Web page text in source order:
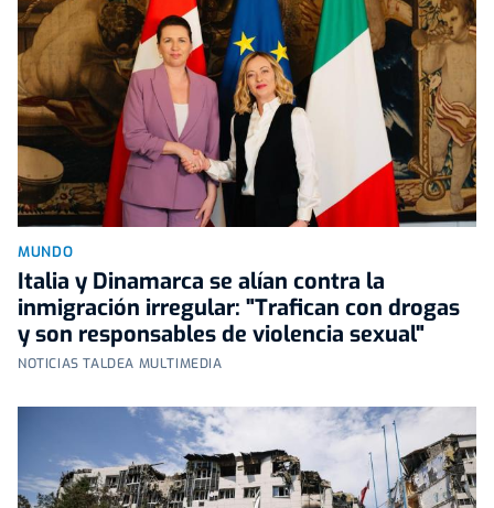
MUNDO
Italia y Dinamarca se alían contra la
inmigración irregular: "Trafican con drogas
y son responsables de violencia sexual"
NOTICIAS TALDEA MULTIMEDIA